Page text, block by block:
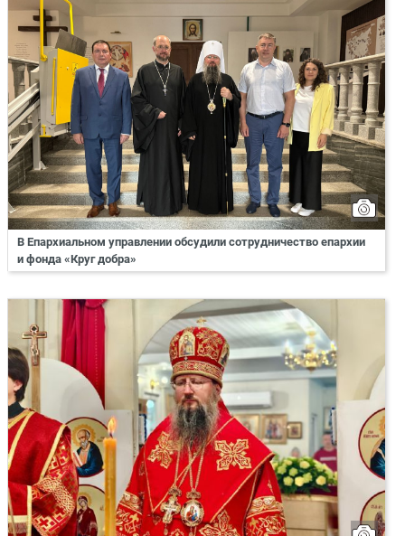
В Епархиальном управлении обсудили сотрудничество епархии
и фонда «Круг добра»